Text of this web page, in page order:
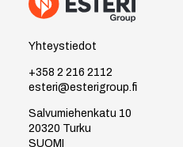
Yhteystiedot
+358 2 216 2112
esteri@esterigroup.fi
Salvumiehenkatu 10
20320 Turku
SUOMI